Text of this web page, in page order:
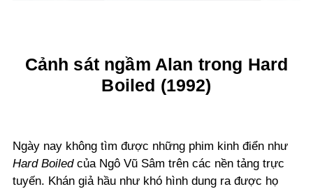
Cảnh sát ngầm Alan trong Hard
Boiled (1992)
Ngày nay không tìm được những phim kinh điển như
Hard Boiled của Ngô Vũ Sâm trên các nền tảng trực
tuyến. Khán giả hầu như khó hình dung ra được họ